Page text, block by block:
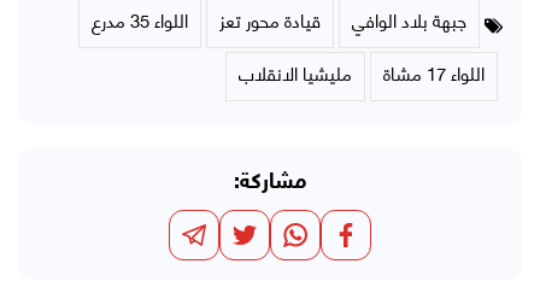
جبهة بلاد الوافي قيادة محور تعز
اللواء 35 مدرع
اللواء 17 مشاة
مليشيا الانقلاب
مشاركة: